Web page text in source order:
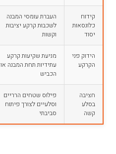
קידוח
כלונסאות
יסוד
העברת עומסי המבנה
לשכבות קרקע יציבות
וקשות
הידוק פני
הקרקע
מניעת שקיעות קרקע
עתידיות תחת המבנה או
הכביש
חציבה
בסלע
קשה
פילוס שטחים הרריים
וסלעיים לצורך פיתוח
סביבתי